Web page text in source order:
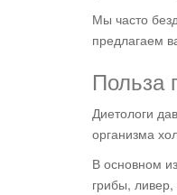
Мы часто
предлагаем
Польза
Диетологи
организма
В основном
грибы,